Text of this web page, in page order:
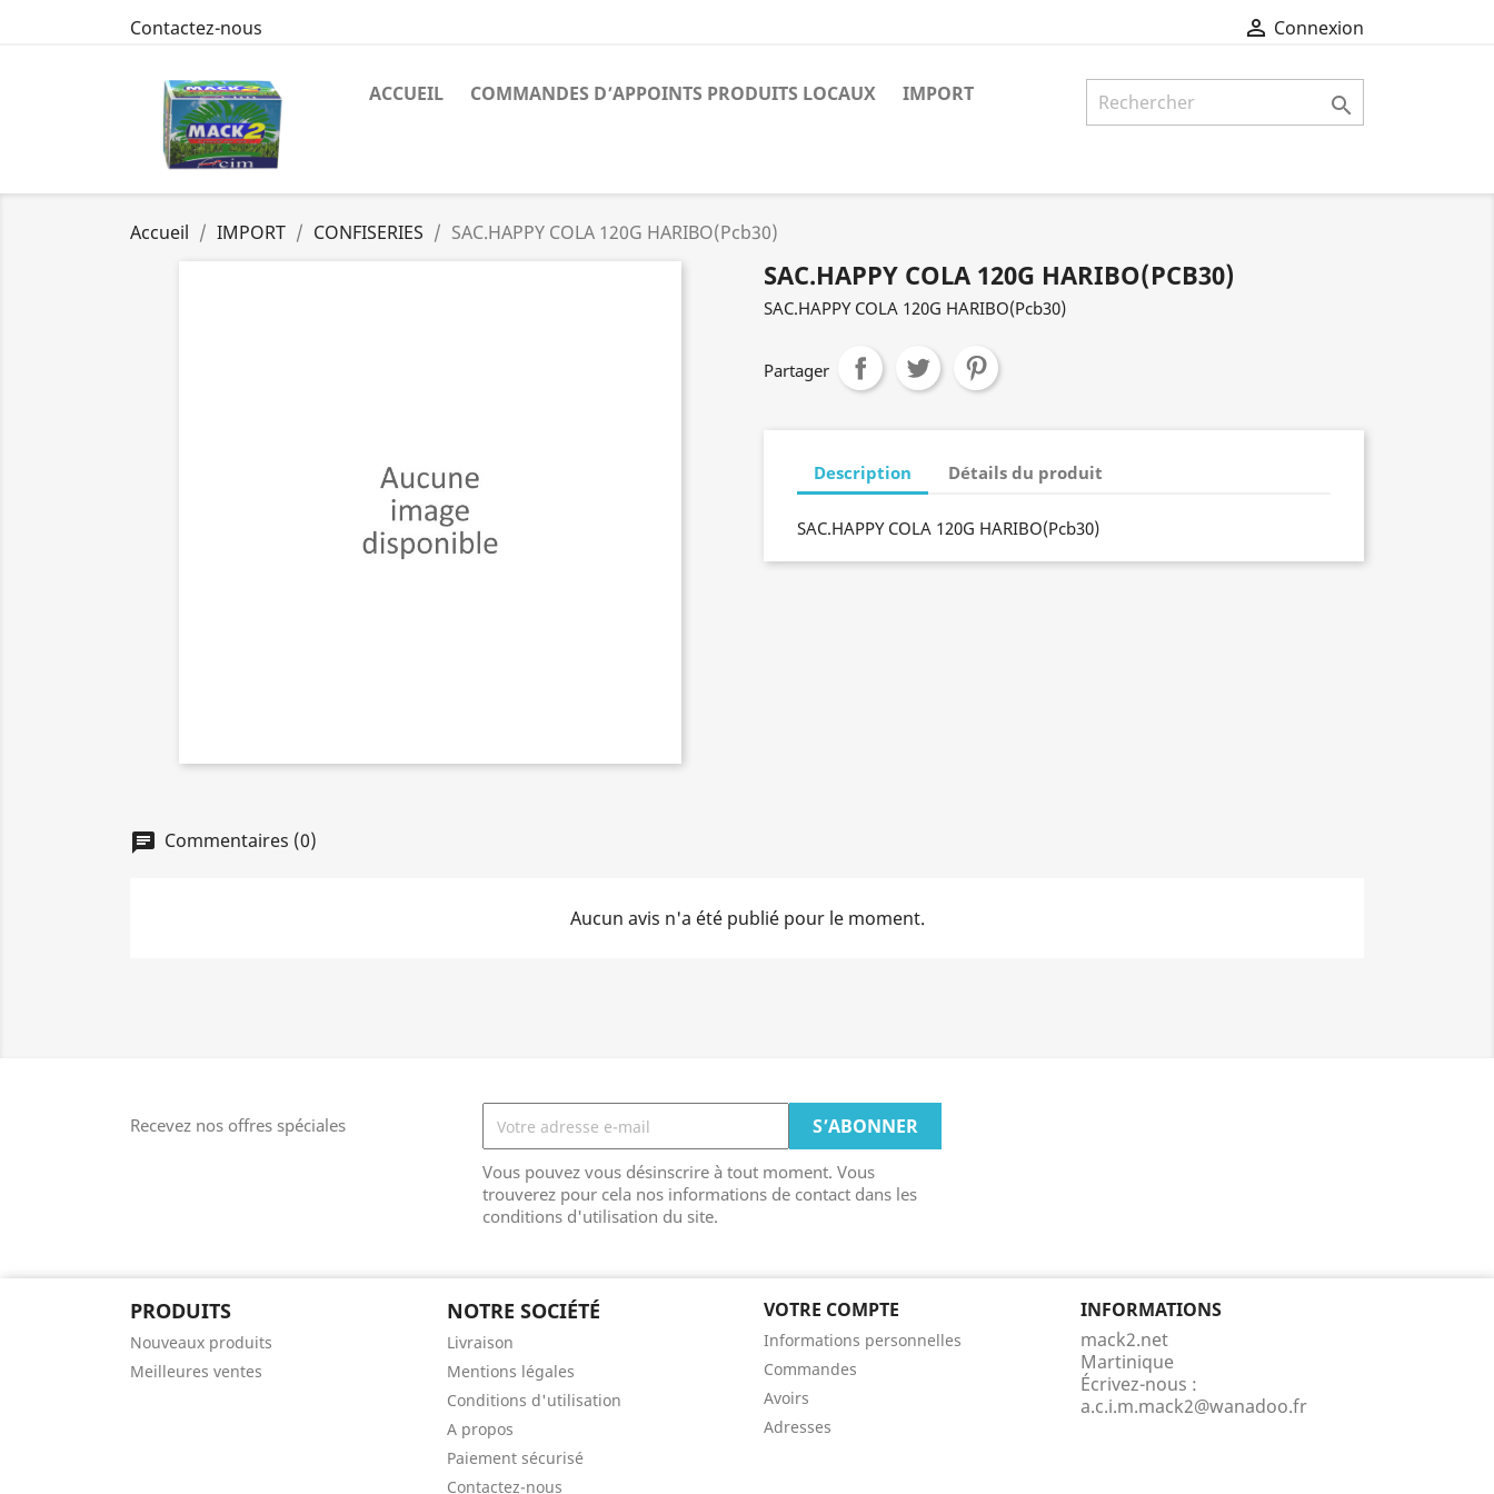
Contactez-nous  Connexion
ACCUEIL COMMANDES D’APPOINTS PRODUITS LOCAUX IMPORT 
Accueil IMPORT CONFISERIES SAC.HAPPY COLA 120G HARIBO(Pcb30)
SAC.HAPPY COLA 120G HARIBO(PCB30)
SAC.HAPPY COLA 120G HARIBO(Pcb30)
Partager
Description Détails du produit
SAC.HAPPY COLA 120G HARIBO(Pcb30)
chat Commentaires (0)
Aucun avis n'a été publié pour le moment.
Recevez nos offres spéciales
Vous pouvez vous désinscrire à tout moment. Vous
trouverez pour cela nos informations de contact dans les
conditions d'utilisation du site.
PRODUITS
Nouveaux produits
Meilleures ventes
NOTRE SOCIÉTÉ
Livraison
Mentions légales
Conditions d'utilisation
A propos
Paiement sécurisé
Contactez-nous
VOTRE COMPTE
Informations personnelles
Commandes
Avoirs
Adresses
INFORMATIONS
mack2.net
Martinique
Écrivez-nous :
a.c.i.m.mack2@wanadoo.fr